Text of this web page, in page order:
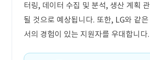
터링, 데이터 수집 및 분석, 생산 계획
될 것으로 예상됩니다. 또한, LG와 같은
서의 경험이 있는 지원자를 우대합니다.